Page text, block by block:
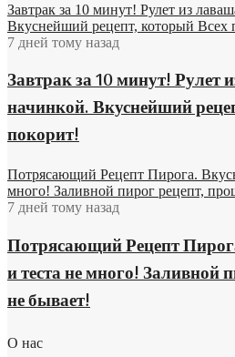
Завтрак за 10 минут! Рулет из
Вкуснейший рецепт, который Всех
7 дней тому назад
Завтрак за 10 минут! Рулет
начинкой. Вкуснейший
покорит!
Потрясающий Рецепт Пирога.
много! Заливной пирог рецепт,
7 дней тому назад
Потрясающий Рецепт
и теста не много! Заливной
не бывает!
О нас